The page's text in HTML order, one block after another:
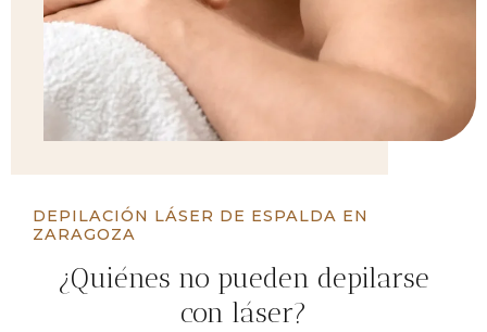
DEPILACIÓN LÁSER DE ESPALDA EN
ZARAGOZA
¿Quiénes no pueden depilarse
con láser?